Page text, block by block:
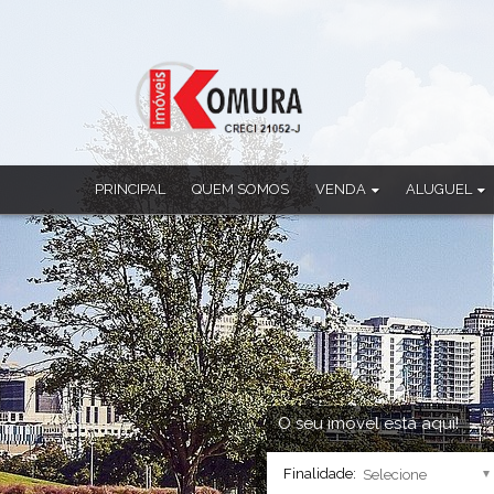
PRINCIPAL QUEM SOMOS VENDA
Casa Comercial
Casa em Condomínio
Chácara
Cobertura Duplex
Imóvel Comercial
Prédio
Sala Comercial
Salão
ALUGUEL
Casa
Casa em
Ponto
Sala
Salão
Sobrado
O seu imóvel está aqui!
Finalidade: